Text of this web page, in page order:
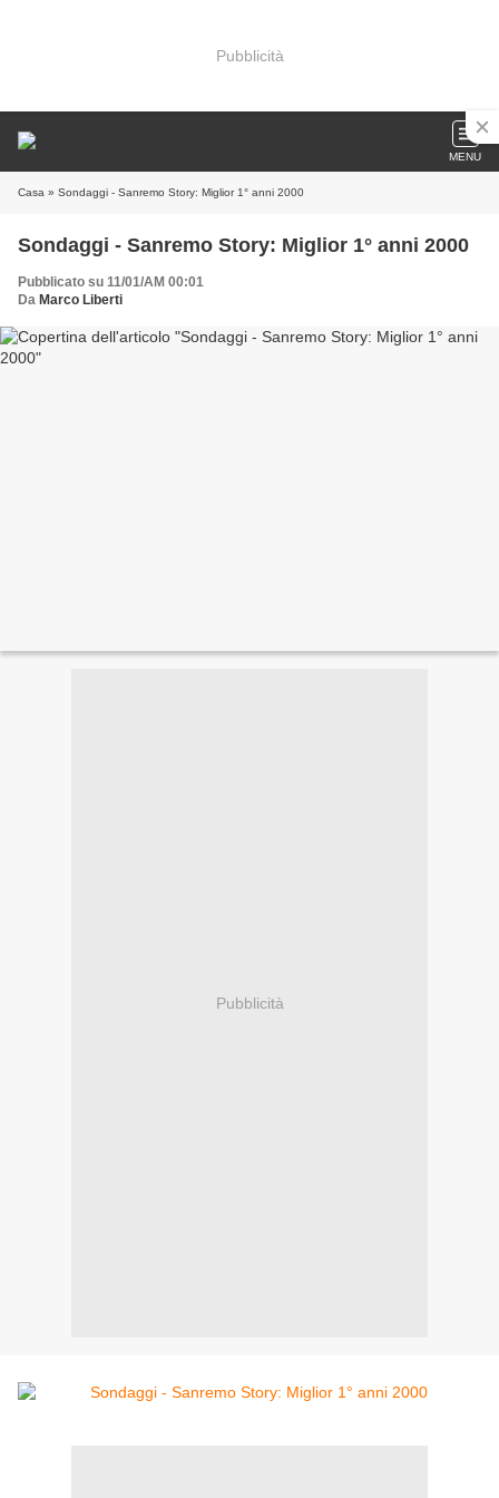
Pubblicità
MENU
Casa » Sondaggi - Sanremo Story: Miglior 1° anni 2000
Sondaggi - Sanremo Story: Miglior 1° anni 2000
Pubblicato su 11/01/AM 00:01
Da Marco Liberti
Pubblicità